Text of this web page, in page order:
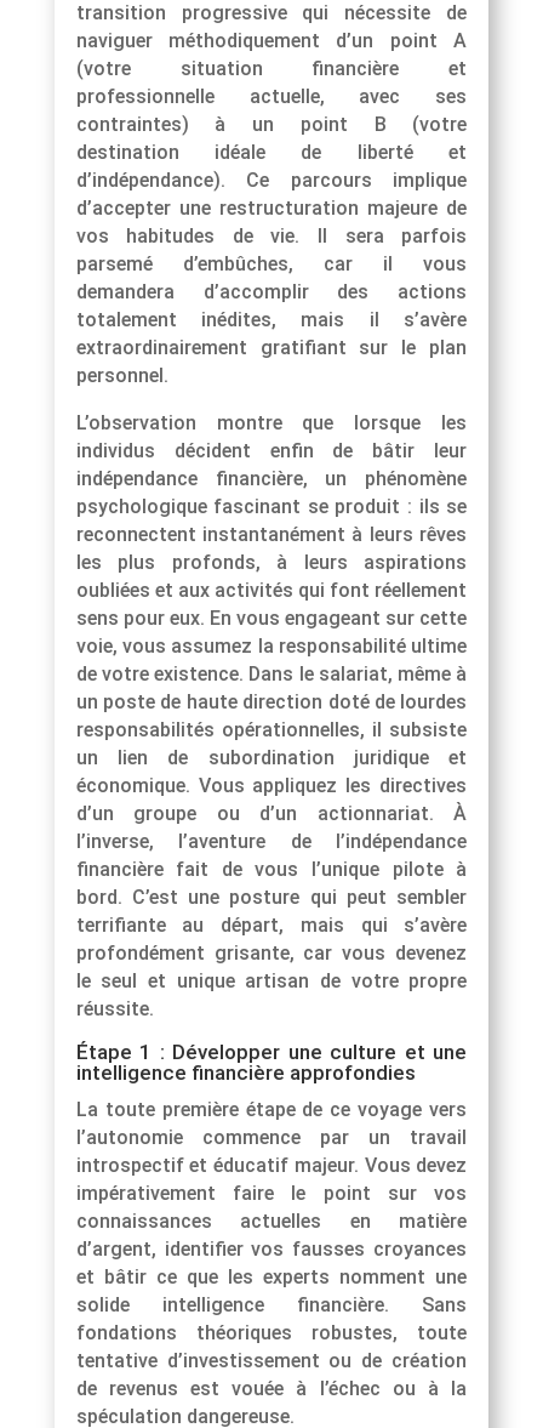
transition progressive qui nécessite de
naviguer méthodiquement d’un point A
(votre situation financière et
professionnelle actuelle, avec ses
contraintes) à un point B (votre
destination idéale de liberté et
d’indépendance). Ce parcours implique
d’accepter une restructuration majeure de
vos habitudes de vie. Il sera parfois
parsemé d’embûches, car il vous
demandera d’accomplir des actions
totalement inédites, mais il s’avère
extraordinairement gratifiant sur le plan
personnel.
L’observation montre que lorsque les
individus décident enfin de bâtir leur
indépendance financière, un phénomène
psychologique fascinant se produit : ils se
reconnectent instantanément à leurs rêves
les plus profonds, à leurs aspirations
oubliées et aux activités qui font réellement
sens pour eux. En vous engageant sur cette
voie, vous assumez la responsabilité ultime
de votre existence. Dans le salariat, même à
un poste de haute direction doté de lourdes
responsabilités opérationnelles, il subsiste
un lien de subordination juridique et
économique. Vous appliquez les directives
d’un groupe ou d’un actionnariat. À
l’inverse, l’aventure de l’indépendance
financière fait de vous l’unique pilote à
bord. C’est une posture qui peut sembler
terrifiante au départ, mais qui s’avère
profondément grisante, car vous devenez
le seul et unique artisan de votre propre
réussite.
Étape 1 : Développer une culture et une
intelligence financière approfondies
La toute première étape de ce voyage vers
l’autonomie commence par un travail
introspectif et éducatif majeur. Vous devez
impérativement faire le point sur vos
connaissances actuelles en matière
d’argent, identifier vos fausses croyances
et bâtir ce que les experts nomment une
solide intelligence financière. Sans
fondations théoriques robustes, toute
tentative d’investissement ou de création
de revenus est vouée à l’échec ou à la
spéculation dangereuse.